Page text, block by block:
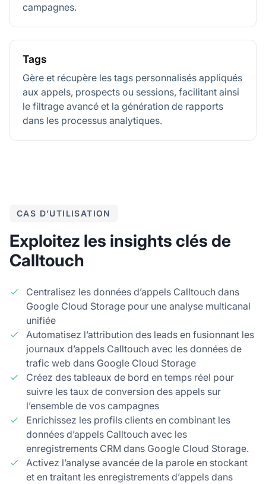
campagnes.
Tags
Gère et récupère les tags personnalisés appliqués
aux appels, prospects ou sessions, facilitant ainsi
le filtrage avancé et la génération de rapports
dans les processus analytiques.
CAS D’UTILISATION
Exploitez les insights clés de
Calltouch
Centralisez les données d’appels Calltouch dans
Google Cloud Storage pour une analyse multicanal
unifiée
Automatisez l’attribution des leads en fusionnant les
journaux d’appels Calltouch avec les données de
trafic web dans Google Cloud Storage
Créez des tableaux de bord en temps réel pour
suivre les taux de conversion des appels sur
l’ensemble de vos campagnes
Enrichissez les profils clients en combinant les
données d’appels Calltouch avec les
enregistrements CRM dans Google Cloud Storage.
Activez l’analyse avancée de la parole en stockant
et en traitant les enregistrements d’appels dans